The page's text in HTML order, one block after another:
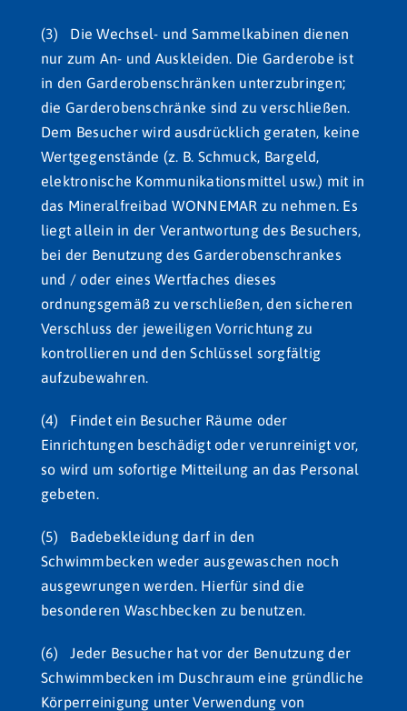
(3) Die Wechsel- und Sammelkabinen dienen
nur zum An- und Auskleiden. Die Garderobe ist
in den Garderobenschränken unterzubringen;
die Garderobenschränke sind zu verschließen.
Dem Besucher wird ausdrücklich geraten, keine
Wertgegenstände (z. B. Schmuck, Bargeld,
elektronische Kommunikationsmittel usw.) mit in
das Mineralfreibad WONNEMAR zu nehmen. Es
liegt allein in der Verantwortung des Besuchers,
bei der Benutzung des Garderobenschrankes
und / oder eines Wertfaches dieses
ordnungsgemäß zu verschließen, den sicheren
Verschluss der jeweiligen Vorrichtung zu
kontrollieren und den Schlüssel sorgfältig
aufzubewahren.
(4) Findet ein Besucher Räume oder
Einrichtungen beschädigt oder verunreinigt vor,
so wird um sofortige Mitteilung an das Personal
gebeten.
(5) Badebekleidung darf in den
Schwimmbecken weder ausgewaschen noch
ausgewrungen werden. Hierfür sind die
besonderen Waschbecken zu benutzen.
(6) Jeder Besucher hat vor der Benutzung der
Schwimmbecken im Duschraum eine gründliche
Körperreinigung unter Verwendung von